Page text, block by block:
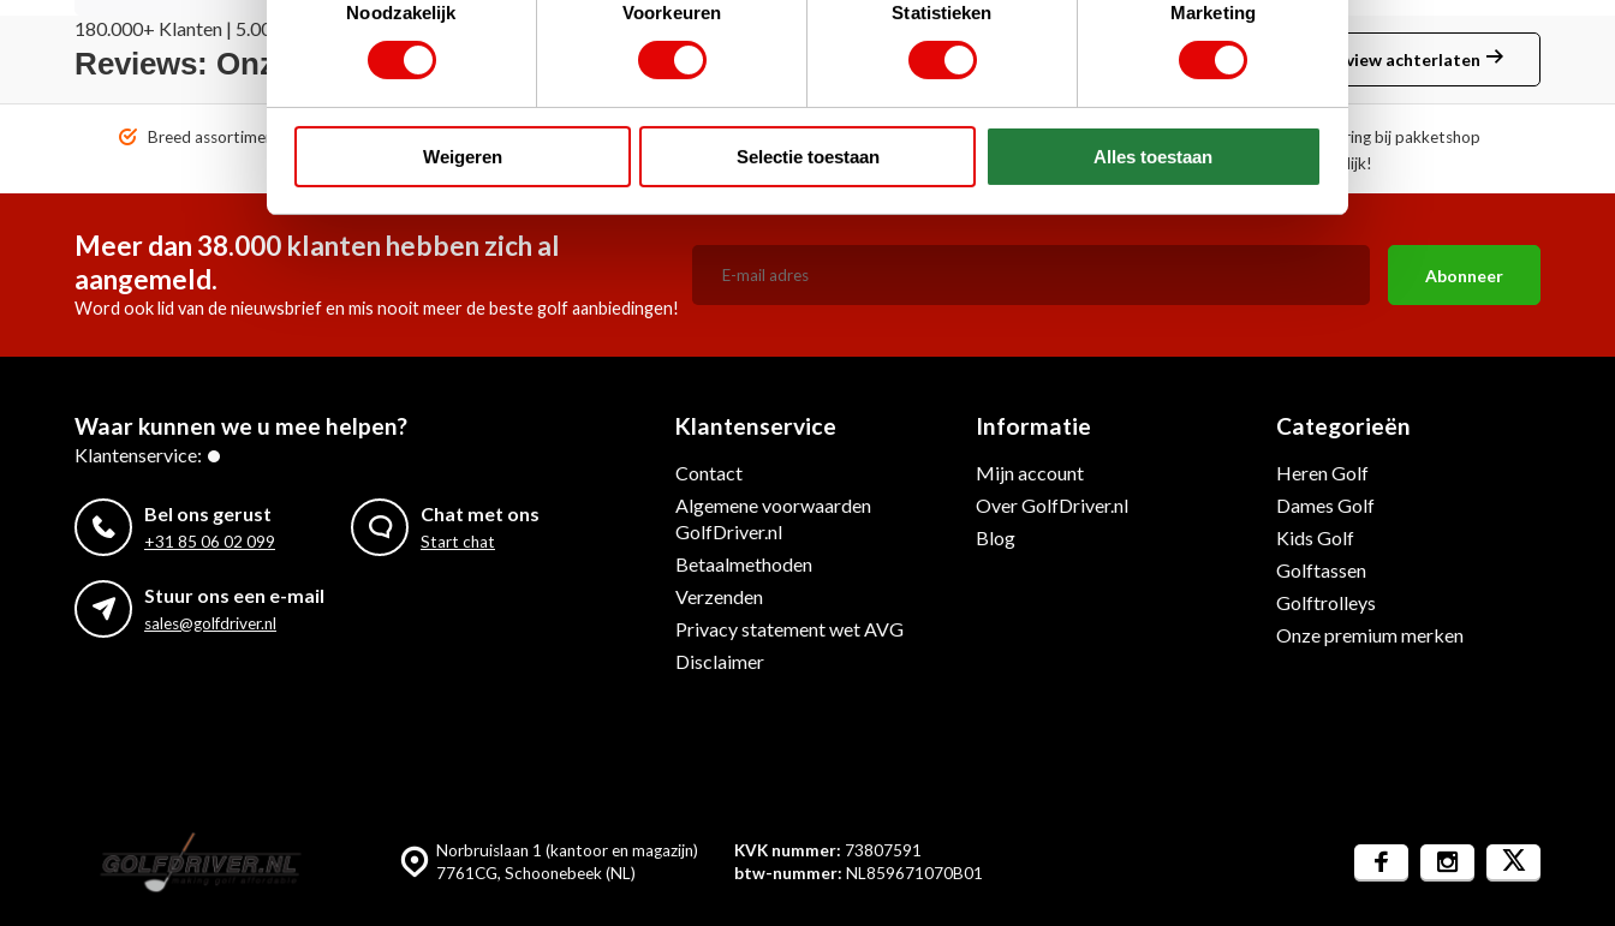
Noodzakelijk
Voorkeuren Statistieken Marketing
Weigeren Selectie toestaan Alles toestaan
180.000+ Klanten | 5.000+ Reviews | Trusted Shops, TrustPilot, Google
Reviews: Onze klanten aan het woord Review achterlaten
Breed assortiment A-merken!
Vóór 15:00 besteld, zelfde werkdag
Doorlopend scherpe aanbiedingen!
Afhalen of aflevering bij pakketshop
mogelijk!
Meer dan 38.000 klanten hebben zich al
aangemeld.
Word ook lid van de nieuwsbrief en mis nooit meer de beste golf aanbiedingen!
Abonneer
Waar kunnen we u mee helpen?
Klantenservice:
Bel ons gerust
+31 85 06 02 099
Chat met ons
Start chat
Stuur ons een e-mail
sales@golfdriver.nl
Klantenservice
Contact
Algemene voorwaarden
GolfDriver.nl
Betaalmethoden
Verzenden
Privacy statement wet AVG
Disclaimer
Informatie
Mijn account
Over GolfDriver.nl
Blog
Categorieën
Heren Golf
Dames Golf
Kids Golf
Golftassen
Golftrolleys
Onze premium merken
Norbruislaan 1 (kantoor en magazijn)
7761CG, Schoonebeek (NL)
KVK nummer: 73807591
btw-nummer: NL859671070B01